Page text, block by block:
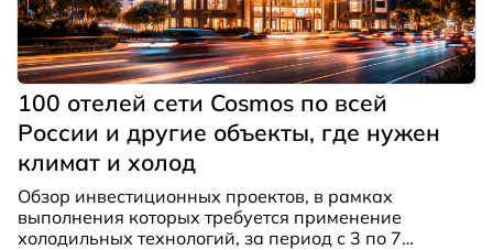
100 отелей сети Cosmos по всей
России и другие объекты, где нужен
климат и холод
Обзор инвестиционных проектов, в рамках
выполнения которых требуется применение
холодильных технологий, за период с 3 по 7